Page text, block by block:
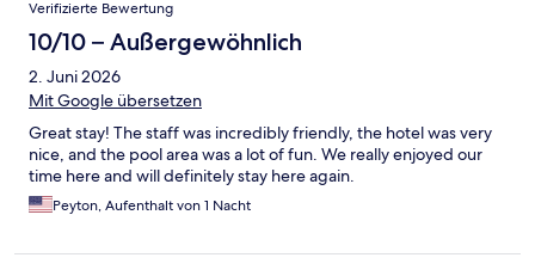
Verifizierte Bewertung
10/10 – Außergewöhnlich
2. Juni 2026
Mit Google übersetzen
Great stay! The staff was incredibly friendly, the hotel was very
nice, and the pool area was a lot of fun. We really enjoyed our
time here and will definitely stay here again.
Peyton, Aufenthalt von 1 Nacht